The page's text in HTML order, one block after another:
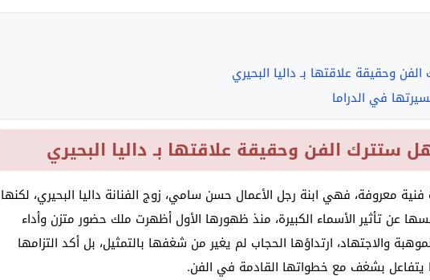
وحقيقة علاقتها بـ داليا البحيري
في الدراما
الفن وحقيقة علاقتها بـ داليا البحيري
معروفة، فهي ابنة رجل الأعمال حسن سامي، زوج الفنانة داليا البحيري، لكنها
عن تأثير الأسماء الكبيرة، منذ ظهورها الأول أظهرت ملك حضور متزن وأداء
والاجتهاد، ارتداؤها الحجاب لم يغير من شغفها بالتمثيل، بل أكد التزامها
بشغف مع خطواتها القادمة في الفن.